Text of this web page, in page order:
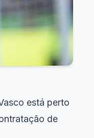
está perto
de